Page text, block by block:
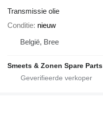
Transmissie olie
Conditie nieuw
België, Bree
Smeets & Zonen Spare Parts